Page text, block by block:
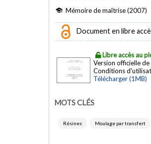
Mémoire de maîtrise (2007)
Document en libre
Libre accès au
Version officielle
Conditions
Télécharger (1MB)
MOTS CLÉS
Résines Moulage par transfert